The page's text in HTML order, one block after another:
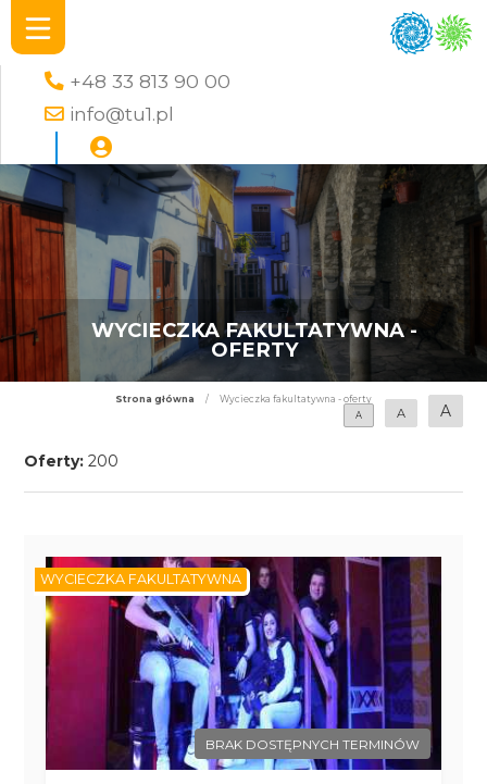
+48 33 813 90 00
info@tu1.pl
WYCIECZKA FAKULTATYWNA -
OFERTY
Strona główna /
Wycieczka fakultatywna - oferty
A
A A
Oferty: 200
BRAK DOSTĘPNYCH TERMINÓW
WYCIECZKA FAKULTATYWNA